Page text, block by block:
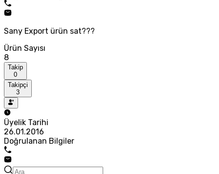
Sany Export ürün sat???
Ürün Sayısı
8
Takip
0
Takipçi
3
Üyelik Tarihi
26.01.2016
Doğrulanan Bilgiler